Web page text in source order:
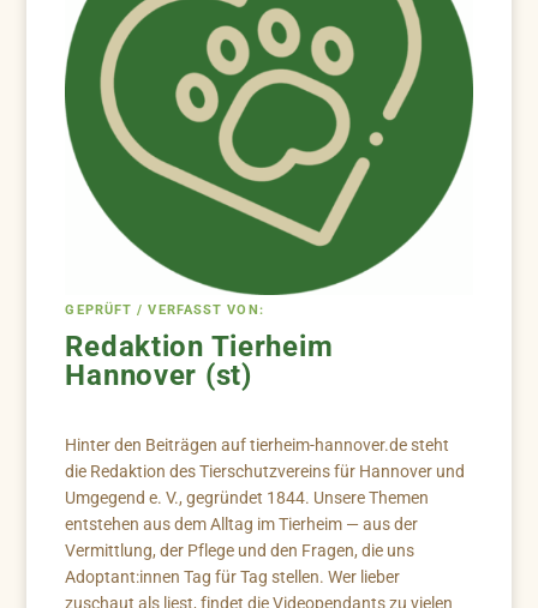
GEPRÜFT / VERFASST VON:
Redaktion Tierheim
Hannover (st)
Hinter den Beiträgen auf tierheim-hannover.de steht
die Redaktion des Tierschutzvereins für Hannover und
Umgegend e. V., gegründet 1844. Unsere Themen
entstehen aus dem Alltag im Tierheim — aus der
Vermittlung, der Pflege und den Fragen, die uns
Adoptant:innen Tag für Tag stellen. Wer lieber
zuschaut als liest, findet die Videopendants zu vielen